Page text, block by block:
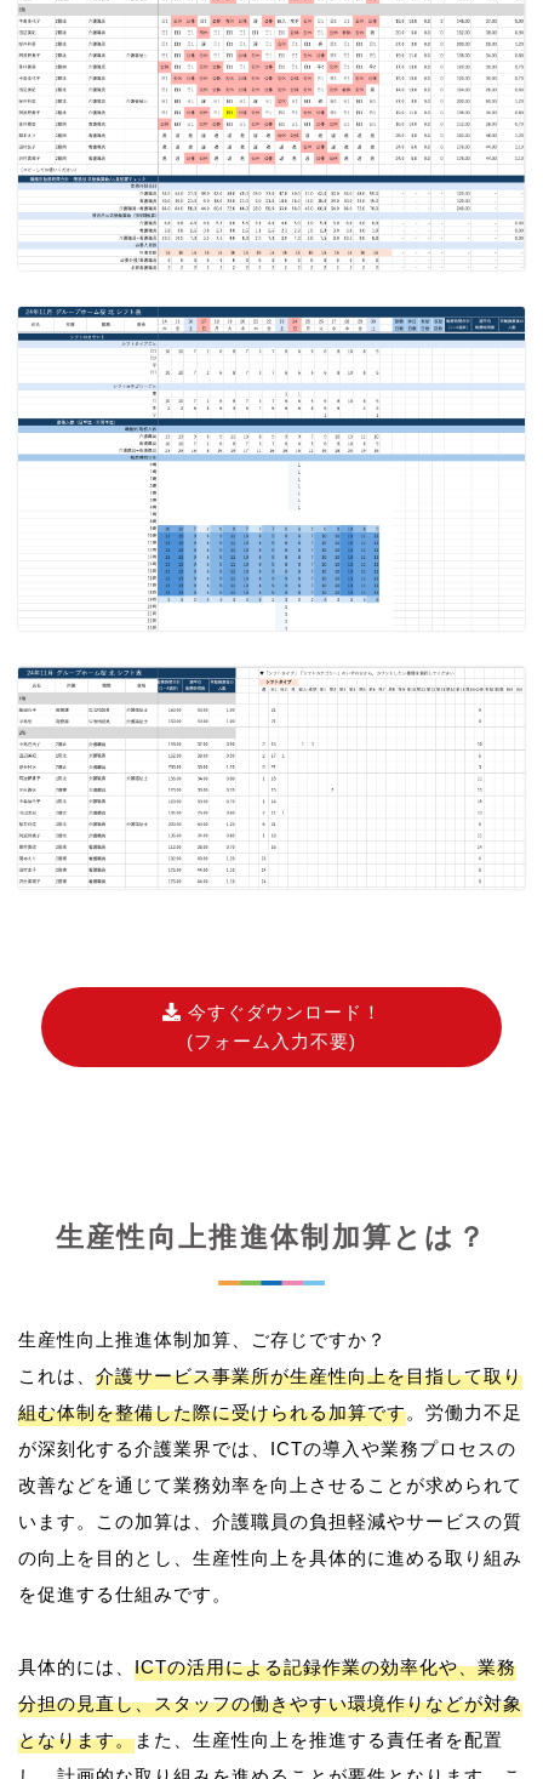
今すぐダウンロード！
(フォーム入力不要)
生産性向上推進体制加算とは？
生産性向上推進体制加算、ご存じですか？
これは、 介護サービス事業所が生産性向上を目指して取り
組む体制を整備した際に受けられる加算です。労働力不足
が深刻化する介護業界では、ICTの導入や業務プロセスの
改善などを通じて業務効率を向上させることが求められて
います。この加算は、介護職員の負担軽減やサービスの質
の向上を目的とし、生産性向上を具体的に進める取り組み
を促進する仕組みです。
具体的には、 ICTの活用による記録作業の効率化や、業務
分担の見直し、スタッフの働きやすい環境作りなどが対象
となります。また、生産性向上を推進する責任者を配置